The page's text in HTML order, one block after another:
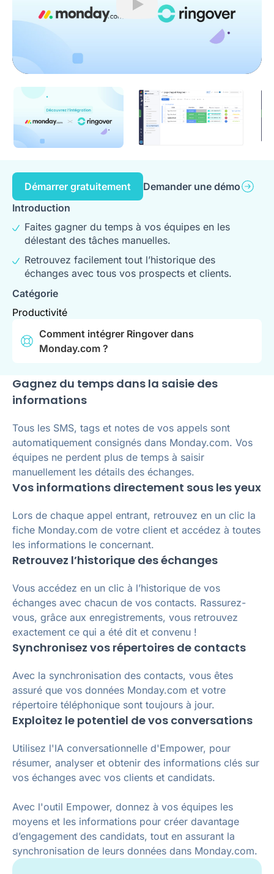
Play
Démarrer gratuitement
Demander une démo
Introduction
Faites gagner du temps à vos équipes en les
délestant des tâches manuelles.
Retrouvez facilement tout l’historique des
échanges avec tous vos prospects et clients.
Catégorie
Productivité
Comment intégrer Ringover dans
Monday.com ?
Gagnez du temps dans la saisie des
informations
Tous les SMS, tags et notes de vos appels sont
automatiquement consignés dans Monday.com. Vos
équipes ne perdent plus de temps à saisir
manuellement les détails des échanges.
Vos informations directement sous les yeux
Lors de chaque appel entrant, retrouvez en un clic la
fiche Monday.com de votre client et accédez à toutes
les informations le concernant.
Retrouvez l’historique des échanges
Vous accédez en un clic à l’historique de vos
échanges avec chacun de vos contacts. Rassurez-
vous, grâce aux enregistrements, vous retrouvez
exactement ce qui a été dit et convenu !
Synchronisez vos répertoires de contacts
Avec la synchronisation des contacts, vous êtes
assuré que vos données Monday.com et votre
répertoire téléphonique sont toujours à jour.
Exploitez le potentiel de vos conversations
Utilisez l'IA conversationnelle d'Empower, pour
résumer, analyser et obtenir des informations clés sur
vos échanges avec vos clients et candidats.
Avec l'outil Empower, donnez à vos équipes les
moyens et les informations pour créer davantage
d’engagement des candidats, tout en assurant la
synchronisation de leurs données dans Monday.com.